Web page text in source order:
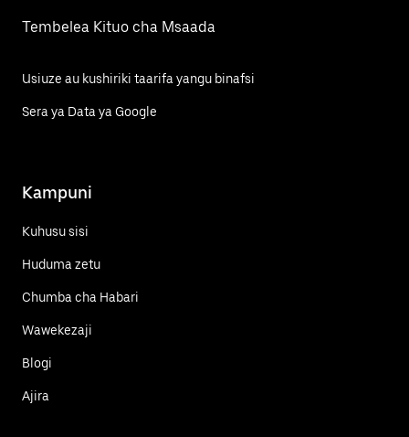
Tembelea Kituo cha Msaada
Usiuze au kushiriki taarifa yangu binafsi
Sera ya Data ya Google
Kampuni
Kuhusu sisi
Huduma zetu
Chumba cha Habari
Wawekezaji
Blogi
Ajira